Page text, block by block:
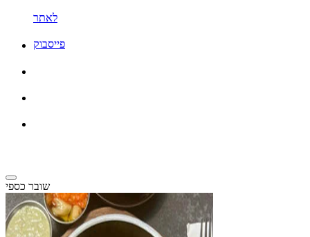
לאתר
פייסבוק
שובר כספי